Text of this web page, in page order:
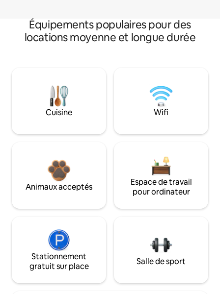
Équipements populaires pour des
locations moyenne et longue durée
Cuisine Wifi
Animaux acceptés
Espace de travail
pour ordinateur
Stationnement
gratuit sur place
Salle de sport